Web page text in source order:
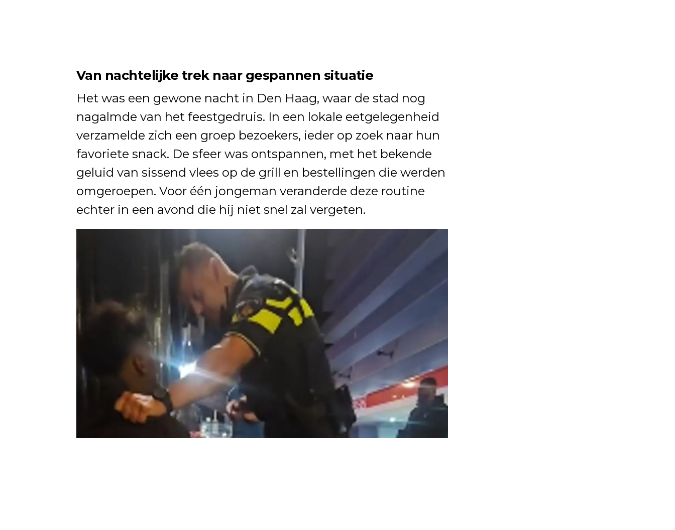
Van nachtelijke trek naar gespannen situatie
Het was een gewone nacht in Den Haag, waar de stad nog
nagalmde van het feestgedruis. In een lokale eetgelegenheid
verzamelde zich een groep bezoekers, ieder op zoek naar hun
favoriete snack. De sfeer was ontspannen, met het bekende
geluid van sissend vlees op de grill en bestellingen die werden
omgeroepen. Voor één jongeman veranderde deze routine
echter in een avond die hij niet snel zal vergeten.